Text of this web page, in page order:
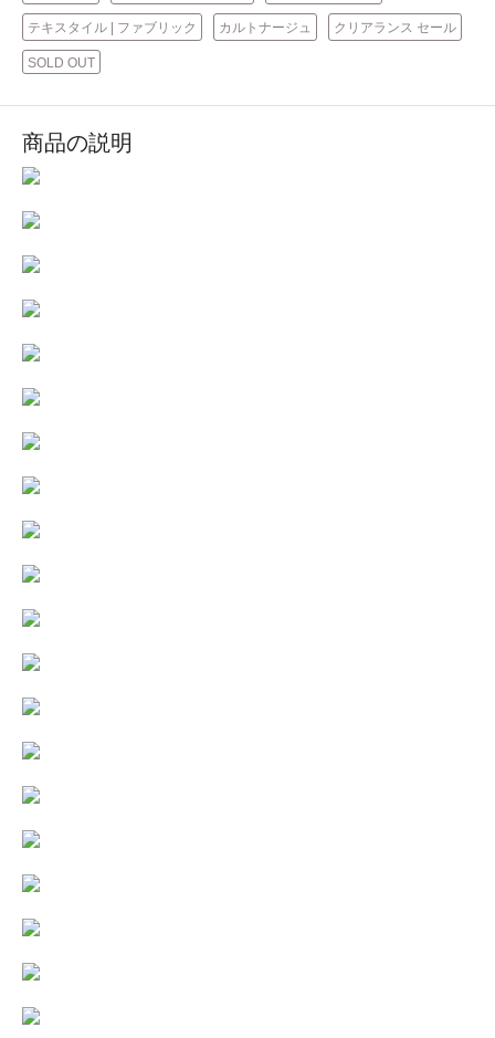
テキスタイル | ファブリック カルトナージュ クリアランス セール
SOLD OUT
商品の説明